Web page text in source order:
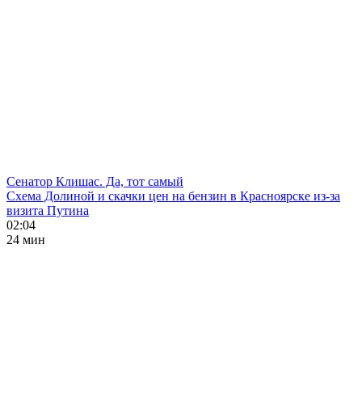
Сенатор Клишас. Да, тот самый
Схема Долиной и скачки цен на бензин в Красноярске из-за
визита Путина
02:04
24 мин